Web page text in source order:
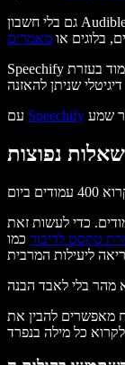
גם בלי חשבון Audible תוכלו להשתמש ב-Speechify לקריאה של כל
בלוגים או מאמרים
בעזרת
Speechify
שאלות נפוצות
ייקח לקורא כ-11 שעות לקרוא 400 עמודים. כדי לעשות זאת
טקסט לדיבור כמו Speechify, שמאפשרת
מאפשרים להבין את